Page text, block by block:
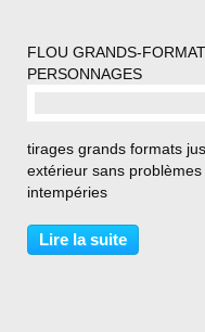
FLOU GRANDS-
PERSONNAGES
tirages grands formats
extérieur sans
intempéries
Lire la suite